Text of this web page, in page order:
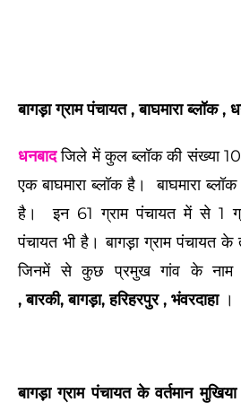
बागड़़ा ग्राम पंचायत , बाघमारा ब्लॉक ,
धनबादजिले में कुल ब्लॉक की संख्या
एक बाघमारा ब्लॉक है। बाघमारा
है। इन 61 ग्राम पंचायत में से 1
पंचायत भी है।बागड़़ा ग्राम पंचायत
जिनमें से कुछ प्रमुख गांव के
,बारकी,बागड़़ा, हरिहरपुर , भंवरदाहा ।
बागड़़ाग्राम पंचायत के वर्तमान